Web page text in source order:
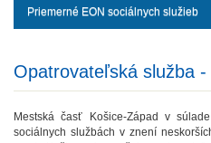
Priemerné EON sociálnych služieb
Opatrovateľská služba
Mestská časť Košice-Západ v
sociálnych službách v znení